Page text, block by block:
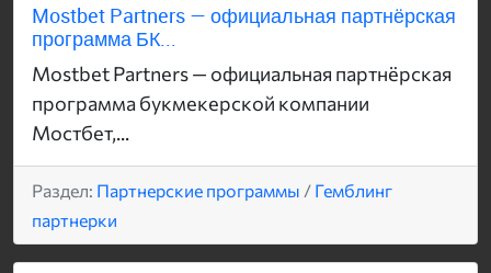
Mostbet Partners — официальная партнёрская
программа БК...
Mostbet Partners — официальная партнёрская
программа букмекерской компании
Мостбет,...
Раздел: Партнерские программы / Гемблинг
партнерки